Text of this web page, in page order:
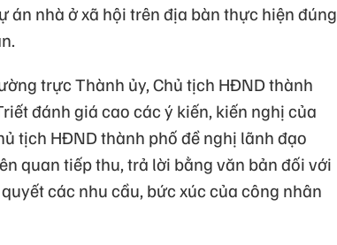
án nhà ở xã hội trên địa bàn thực hiện đúng
trực Thành ủy, Chủ tịch HĐND thành
đánh giá cao các ý kiến, kiến nghị của
tịch HĐND thành phố đề nghị lãnh đạo
quan tiếp thu, trả lời bằng văn bản đối với
các nhu cầu, bức xúc của công nhân